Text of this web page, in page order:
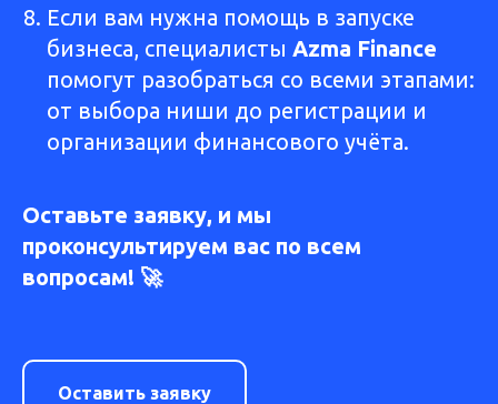
Если вам нужна помощь в запуске
бизнеса, специалисты Azma Finance
помогут разобраться со всеми этапами:
от выбора ниши до регистрации и
организации финансового учёта.
Оставьте заявку, и мы
проконсультируем вас по всем
вопросам! 🚀
Оставить заявку